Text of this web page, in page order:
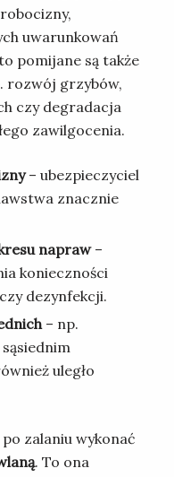
uwarunkowań
pomijane są także
rozwój grzybów,
czy degradacja
zawilgocenia.
– ubezpieczyciel
znacznie
napraw–
konieczności
dezynfekcji.
– np.
uległo
zalaniu wykonać
. To ona